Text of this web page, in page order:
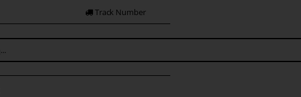
Track Number